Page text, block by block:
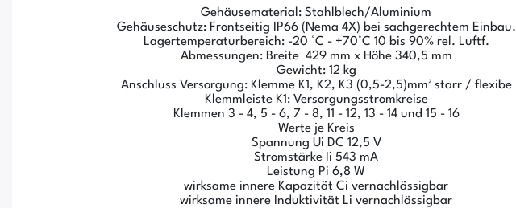
Gehäusematerial: Stahlblech/Aluminium
Gehäuseschutz: Frontseitig IP66 (Nema 4X) bei sachgerechtem Einbau.
Lagertemperaturbereich: -20 °C - +70°C 10 bis 90% rel. Luftf.
Abmessungen: Breite 429 mm x Höhe 340,5 mm
Gewicht: 12 kg
Anschluss Versorgung: Klemme K1, K2, K3 (0,5-2,5)mm² starr / flexibe
Klemmleiste K1: Versorgungsstromkreise
Klemmen 3 - 4, 5 - 6, 7 - 8, 11 - 12, 13 - 14 und 15 - 16
Werte je Kreis
Spannung Ui DC 12,5 V
Stromstärke Ii 543 mA
Leistung Pi 6,8 W
wirksame innere Kapazität Ci vernachlässigbar
wirksame innere Induktivität Li vernachlässigbar